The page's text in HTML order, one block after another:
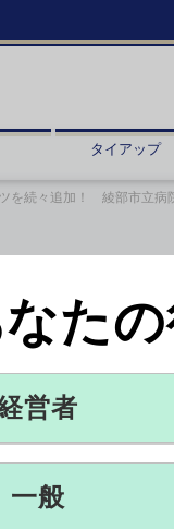
タイアップ
を続々追加！ 綾部市立病
綾部市立病
トリー紹介
課 課長 野崎 祐
た
営者
一般